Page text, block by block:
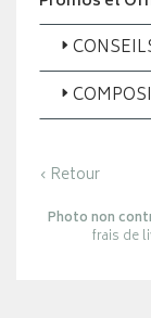
‹ Retour
Photo non
frais de